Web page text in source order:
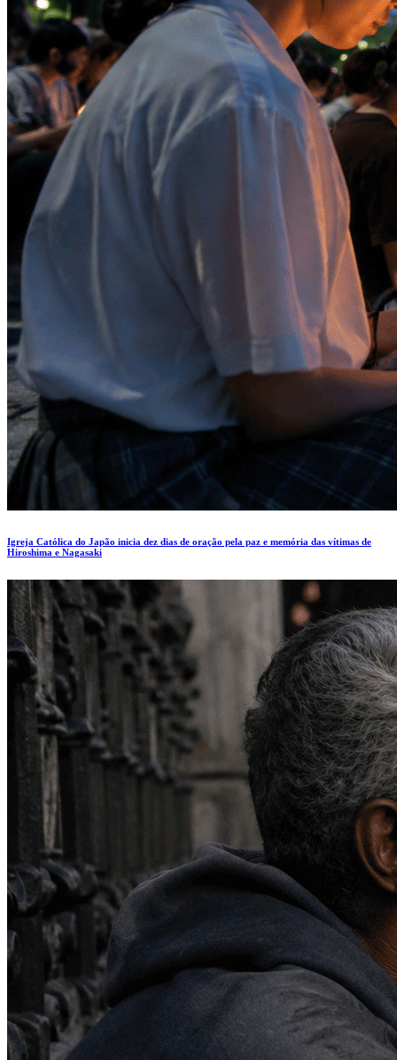
Igreja Católica do Japão inicia dez dias de oração pela paz e memória das vítimas de
Hiroshima e Nagasaki